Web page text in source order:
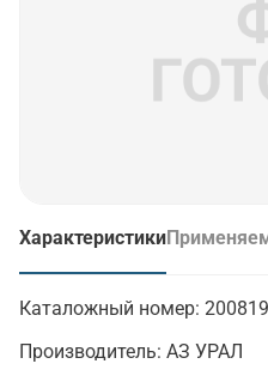
Характеристики
(активная вкладка)
Каталожный номер:
Производитель: АЗ УРАЛ